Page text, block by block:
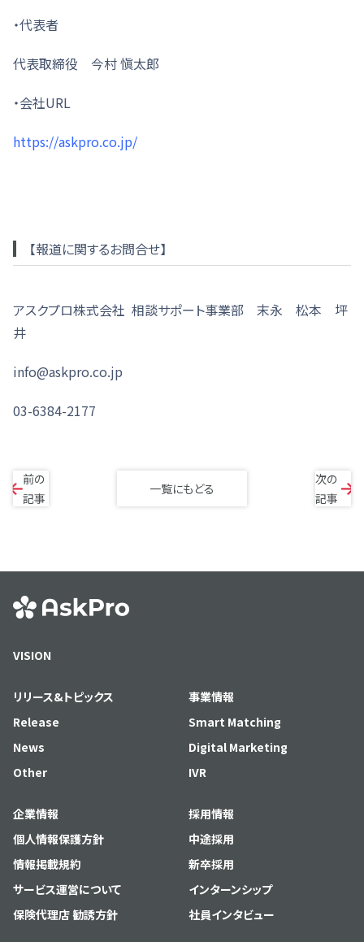
・代表者
代表取締役 今村 愼太郎
・会社URL
https://askpro.co.jp/
【報道に関するお問合せ】
アスクプロ株式会社 相談サポート事業部 末永 松本 坪
井
info@askpro.co.jp
03-6384-2177
前の
記事
一覧にもどる
次の
記事
VISION
リリース&トピックス
Release
News
Other
事業情報
Smart Matching
Digital Marketing
IVR
企業情報
個人情報保護方針
情報掲載規約
サービス運営について
保険代理店 勧誘方針
採用情報
中途採用
新卒採用
インターンシップ
社員インタビュー